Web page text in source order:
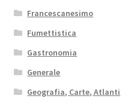
Francescanesimo
Fumettistica
Gastronomia
Generale
Geografia, Carte, Atlanti